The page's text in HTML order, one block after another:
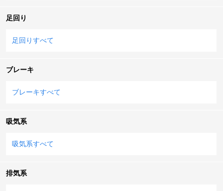
足回り
足回りすべて
ブレーキ
ブレーキすべて
吸気系
吸気系すべて
排気系